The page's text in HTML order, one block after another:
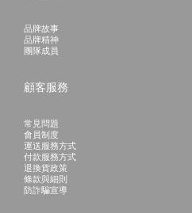
品牌故事
品牌精神
團隊成員
顧客服務
常見問題
會員制度
運送服務方式
付款服務方式
退換貨政策
條款與細則
防詐騙宣導